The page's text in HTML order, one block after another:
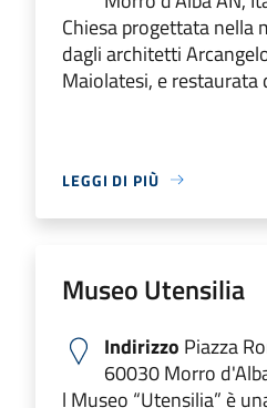
Chiesa progettata nella
dagli architetti
Maiolatesi, e restaurata
LEGGI DI PIÙ
Museo Utensilia
Indirizzo Piazza
60030 Morro
l Museo “Utensilia” è